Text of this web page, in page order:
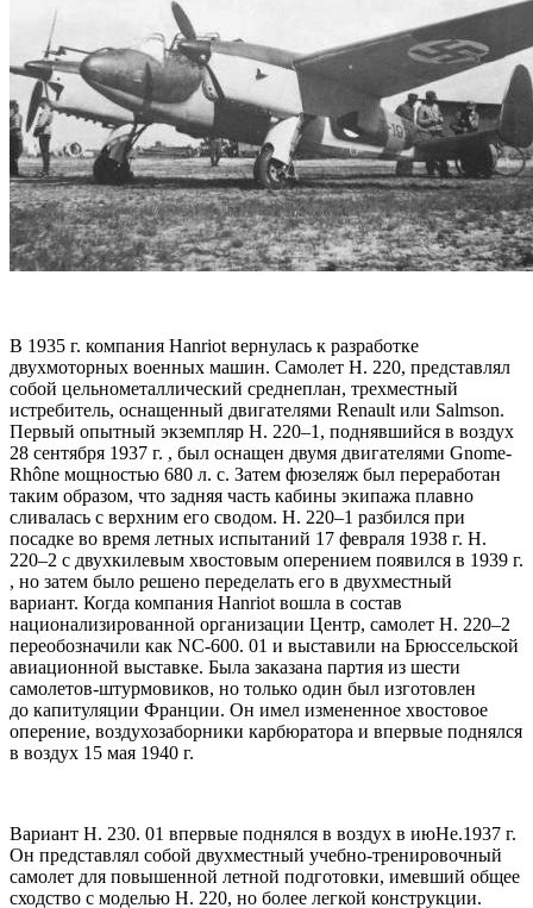
В 1935 г. компания Hanriot вернулась к разработке
двухмоторных военных машин. Самолет H. 220, представлял
собой цельнометаллический среднеплан, трехместный
истребитель, оснащенный двигателями Renault или Salmson.
Первый опытный экземпляр H. 220–1, поднявшийся в воздух
28 сентября 1937 г. , был оснащен двумя двигателями Gnome-
Rhône мощностью 680 л. с. Затем фюзеляж был переработан
таким образом, что задняя часть кабины экипажа плавно
сливалась с верхним его сводом. H. 220–1 разбился при
посадке во время летных испытаний 17 февраля 1938 г. H.
220–2 с двухкилевым хвостовым оперением появился в 1939 г.
, но затем было решено переделать его в двухместный
вариант. Когда компания Hanriot вошла в состав
национализированной организации Центр, самолет H. 220–2
переобозначили как NC-600. 01 и выставили на Брюссельской
авиационной выставке. Была заказана партия из шести
самолетов-штурмовиков, но только один был изготовлен
до капитуляции Франции. Он имел измененное хвостовое
оперение, воздухозаборники карбюратора и впервые поднялся
в воздух 15 мая 1940 г.
Вариант H. 230. 01 впервые поднялся в воздух в июНе.1937 г.
Он представлял собой двухместный учебно-тренировочный
самолет для повышенной летной подготовки, имевший общее
сходство с моделью H. 220, но более легкой конструкции.